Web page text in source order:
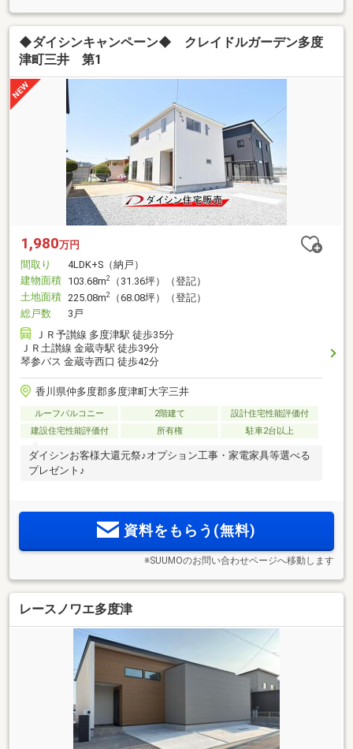
◆ダイシンキャンペーン◆ クレイドルガーデン多度
津町三井 第1
1,980万円
間取り
4LDK+S（納戸）
建物面積 103.68m2
（31.36坪）（登記）
土地面積 225.08m2
（68.08坪）（登記）
総戸数
3戸
ＪＲ予讃線 多度津駅 徒歩35分
ＪＲ土讃線 金蔵寺駅 徒歩39分
琴参バス 金蔵寺西口 徒歩42分
香川県仲多度郡多度津町大字三井
ルーフバルコニー 2階建て
設計住宅性能評価付
建設住宅性能評価付
所有権 駐車2台以上
ダイシンお客様大還元祭♪オプション工事・家電家具等選べる
プレゼント♪
資料をもらう(無料)
※SUUMOのお問い合わせページへ移動します
レースノワエ多度津